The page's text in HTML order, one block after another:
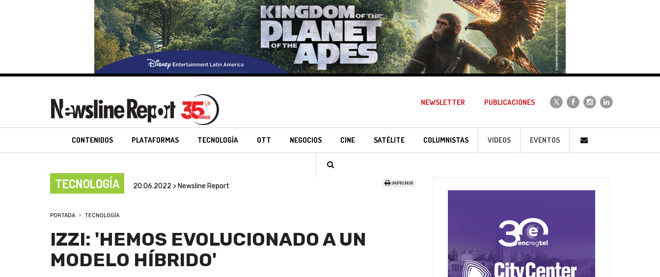
NEWSLETTER PUBLICACIONES
CONTENIDOS PLATAFORMAS TECNOLOGÍA OTT NEGOCIOS CINE SATÉLITE COLUMNISTAS VIDEOS EVENTOS
TECNOLOGÍA 20.06.2022 > Newsline Report IMPRIMIR
PORTADA TECNOLOGÍA
IZZI: 'HEMOS EVOLUCIONADO A UN
MODELO HÍBRIDO'